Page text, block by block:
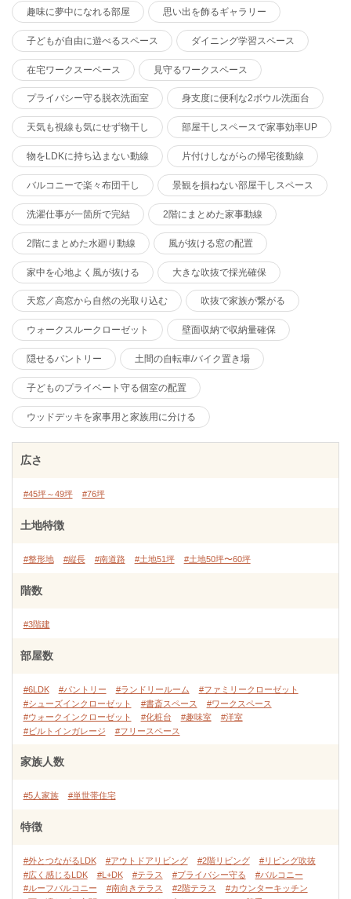
趣味に夢中になれる部屋 思い出を飾るギャラリー
子どもが自由に遊べるスペース ダイニング学習スペース
在宅ワークスーペース 見守るワークスペース
プライバシー守る脱衣洗面室 身支度に便利な2ボウル洗面台
天気も視線も気にせず物干し 部屋干しスペースで家事効率UP
物をLDKに持ち込まない動線 片付けしながらの帰宅後動線
バルコニーで楽々布団干し 景観を損ねない部屋干しスペース
洗濯仕事が一箇所で完結 2階にまとめた家事動線
2階にまとめた水廻り動線 風が抜ける窓の配置
家中を心地よく風が抜ける 大きな吹抜で採光確保
天窓／高窓から自然の光取り込む 吹抜で家族が繋がる
ウォークスルークローゼット 壁面収納で収納量確保
隠せるパントリー 土間の自転車/バイク置き場
子どものプライベート守る個室の配置
ウッドデッキを家事用と家族用に分ける
広さ
#45坪～49坪 #76坪
土地特徴
#整形地 #縦長 #南道路 #土地51坪 #土地50坪〜60坪
階数
#3階建
部屋数
#6LDK #パントリー #ランドリールーム
#ファミリークローゼット
#シューズインクローゼット
#書斎スペース
#ワークスペース
#ウォークインクローゼット
#化粧台 #趣味室
#洋室
#ビルトインガレージ
#フリースペース
家族人数
#5人家族 #単世帯住宅
特徴
#外とつながるLDK #アウトドアリビング #2階リビング
#リビング吹抜
#広く感じるLDK
#L+DK #テラス #プライバシー守る
#バルコニー
#ルーフバルコニー
#南向きテラス #2階テラス
#カウンターキッチン